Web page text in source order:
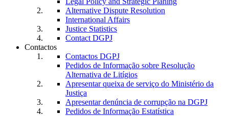
Alternative Dispute Resolution
International Affairs
Justice Statistics
Contact DGPJ
Contactos
Contactos DGPJ
Pedidos de Informação sobre Resolução
Alternativa de Litígios
Apresentar queixa de serviço do Ministério da
Justiça
Apresentar denúncia de corrupção na DGPJ
Pedidos de Informação Estatística